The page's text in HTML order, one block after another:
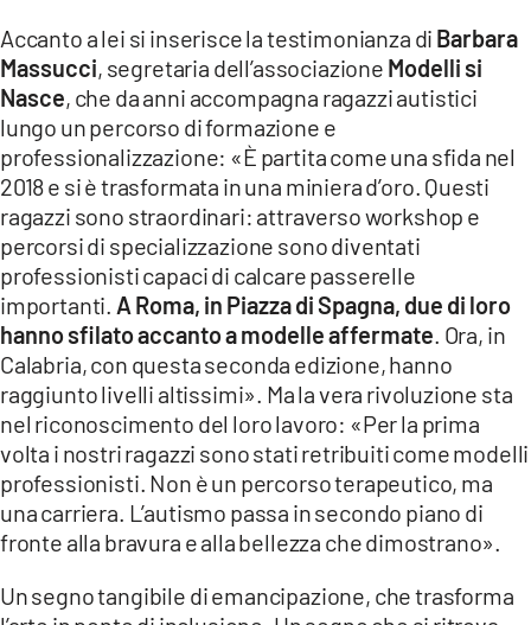
Accanto a lei si inserisce la testimonianza di Barbara
Massucci, segretaria dell’associazione Modelli si
Nasce, che da anni accompagna ragazzi autistici
lungo un percorso di formazione e
professionalizzazione: «È partita come una sfida nel
2018 e si è trasformata in una miniera d’oro. Questi
ragazzi sono straordinari: attraverso workshop e
percorsi di specializzazione sono diventati
professionisti capaci di calcare passerelle
importanti. A Roma, in Piazza di Spagna, due di loro
hanno sfilato accanto a modelle affermate . Ora, in
Calabria, con questa seconda edizione, hanno
raggiunto livelli altissimi». Ma la vera rivoluzione sta
nel riconoscimento del loro lavoro: «Per la prima
volta i nostri ragazzi sono stati retribuiti come modelli
professionisti. Non è un percorso terapeutico, ma
una carriera. L’autismo passa in secondo piano di
fronte alla bravura e alla bellezza che dimostrano».
Un segno tangibile di emancipazione, che trasforma